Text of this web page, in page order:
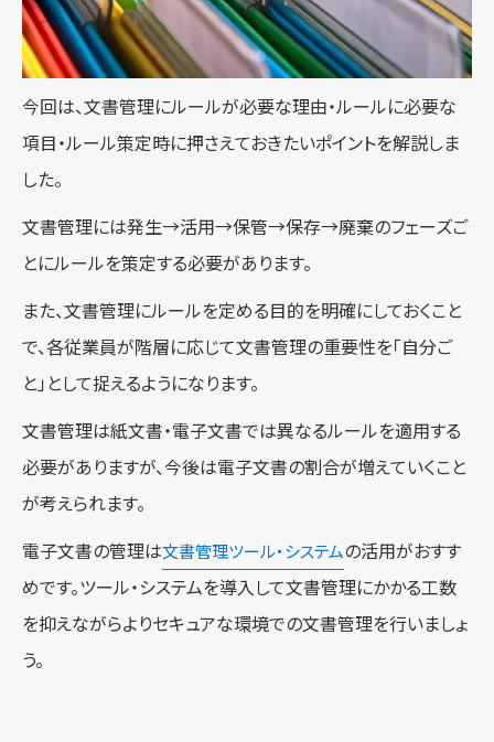
今回は、文書管理にルールが必要な理由・ルールに必要な
項目・ルール策定時に押さえておきたいポイントを解説しま
した。
文書管理には発生→活用→保管→保存→廃棄のフェーズご
とにルールを策定する必要があります。
また、文書管理にルールを定める目的を明確にしておくこと
で、各従業員が階層に応じて文書管理の重要性を「自分ご
と」として捉えるようになります。
文書管理は紙文書・電子文書では異なるルールを適用する
必要がありますが、今後は電子文書の割合が増えていくこと
が考えられます。
電子文書の管理は文書管理ツール・システムの活用がおすす
めです。ツール・システムを導入して文書管理にかかる工数
を抑えながらよりセキュアな環境での文書管理を行いましょ
う。